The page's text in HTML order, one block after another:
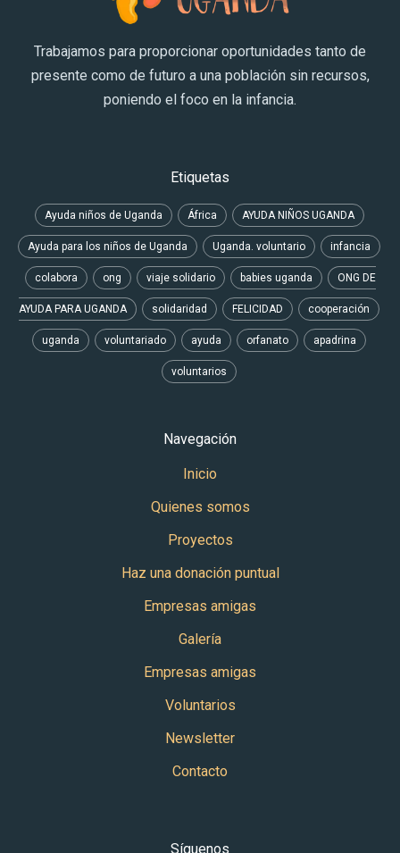
Trabajamos para proporcionar oportunidades tanto de
presente como de futuro a una población sin recursos,
poniendo el foco en la infancia.
Etiquetas
Ayuda niños de Uganda África AYUDA NIÑOS UGANDA
Ayuda para los niños de Uganda Uganda. voluntario infancia
colabora ong viaje solidario babies uganda ONG DE
AYUDA PARA UGANDA solidaridad FELICIDAD cooperación
uganda voluntariado ayuda orfanato apadrina
voluntarios
Navegación
Inicio
Quienes somos
Proyectos
Haz una donación puntual
Empresas amigas
Galería
Empresas amigas
Voluntarios
Newsletter
Contacto
Síguenos